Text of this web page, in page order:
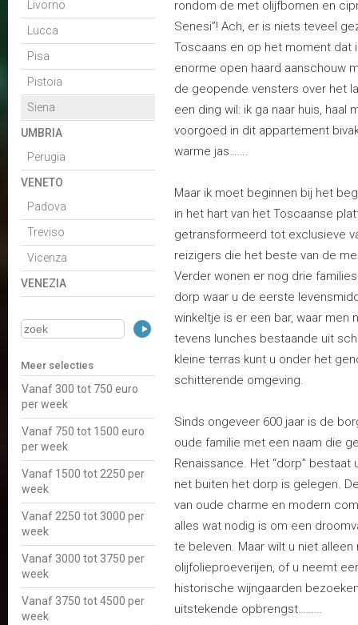
Livorno
Lucca
Pisa
Pistoia
Siena
UMBRIA
Perugia
VENETO
Padova
Treviso
Vicenza
VENEZIA
Meer selecties
Vanaf 300 tot 750 euro
per week
Vanaf 750 tot 1500 euro
per week
Vanaf 1500 tot 2250 per
week
Vanaf 2250 tot 3000 per
week
Vanaf 3000 tot 3750 per
week
Vanaf 3750 tot 4500 per
week
rondom de met olijfbomen en
Senesi”! Ach, er is niets teveel
Toscaans en op het moment dat
enorme open haard aanschouw
de geopende vensters over het
een ding wil: ik ga naar huis, haal
voorgoed in dit appartement
warme jas…….
Maar ik moet beginnen bij het
in het hart van het Toscaanse
getransformeerd tot exclusieve
reizigers die het beste van de
Verder wonen er nog drie
dorp waar u de eerste
winkeltje is er een bar, waar men
tevens lunches bestaande uit
kleine terras kunt u onder het
schitterende omgeving.
Sinds ongeveer 600 jaar is de
oude familie met een naam die
Renaissance. Het “dorp”
net buiten het dorp is gelegen.
van oude charme en modern
alles wat nodig is om een
te beleven. Maar wilt u niet
olijfolieproeverijen, of u neemt
historische wijngaarden
uitstekende opbrengst………